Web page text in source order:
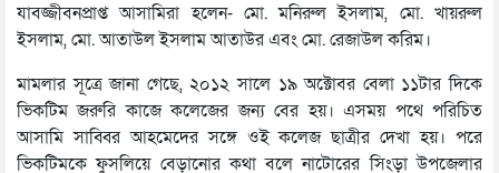
যাবজ্জীবনপ্রাপ্ত আসামিরা হলেন- মো. মনিরুল ইসলাম, মো. খায়রুল
ইসলাম, মো. আতাউল ইসলাম আতাউর এবং মো. রেজাউল করিম।
মামলার সূত্রে জানা গেছে, ২০১২ সালে ১৯ অক্টোবর বেলা ১১টার দিকে
ভিকটিম জরুরি কাজে কলেজের জন্য বের হয়। এসময় পথে পরিচিত
আসামি সাব্বির আহমেদের সঙ্গে ওই কলেজ ছাত্রীর দেখা হয়। পরে
ভিকটিমকে ফুসলিয়ে বেড়ানোর কথা বলে নাটোরের সিংড়া উপজেলার